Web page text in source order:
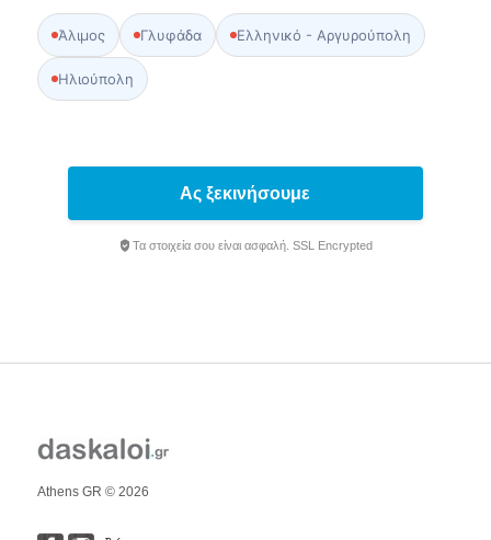
Άλιμος Γλυφάδα Ελληνικό - Αργυρούπολη
Ηλιούπολη
Ας ξεκινήσουμε
Τα στοιχεία σου είναι ασφαλή. SSL Encrypted
Athens GR © 2026